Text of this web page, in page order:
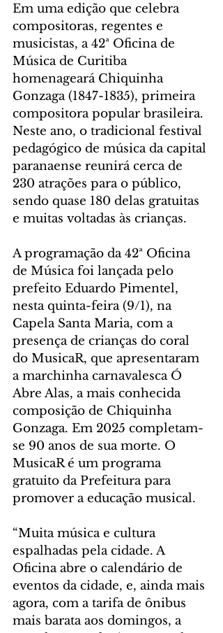
Em uma edição que celebra
compositoras, regentes e
musicistas, a 42ª Oficina de
Música de Curitiba
homenageará Chiquinha
Gonzaga (1847-1835), primeira
compositora popular brasileira.
Neste ano, o tradicional festival
pedagógico de música da capital
paranaense reunirá cerca de
230 atrações para o público,
sendo quase 180 delas gratuitas
e muitas voltadas às crianças.
A programação da 42ª Oficina
de Música foi lançada pelo
prefeito Eduardo Pimentel,
nesta quinta-feira (9/1), na
Capela Santa Maria, com a
presença de crianças do coral
do MusicaR, que apresentaram
a marchinha carnavalesca Ó
Abre Alas, a mais conhecida
composição de Chiquinha
Gonzaga. Em 2025 completam-
se 90 anos de sua morte. O
MusicaR é um programa
gratuito da Prefeitura para
promover a educação musical.
“Muita música e cultura
espalhadas pela cidade. A
Oficina abre o calendário de
eventos da cidade, e, ainda mais
agora, com a tarifa de ônibus
mais barata aos domingos, a